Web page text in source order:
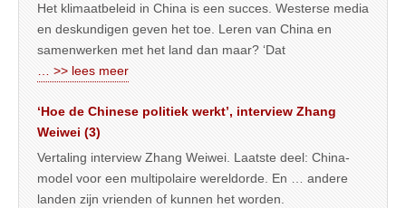
Het klimaatbeleid in China is een succes. Westerse media
en deskundigen geven het toe. Leren van China en
samenwerken met het land dan maar? ‘Dat
… >> lees meer
‘Hoe de Chinese politiek werkt’, interview Zhang
Weiwei (3)
Vertaling interview Zhang Weiwei. Laatste deel: China-
model voor een multipolaire wereldorde. En … andere
landen zijn vrienden of kunnen het worden.